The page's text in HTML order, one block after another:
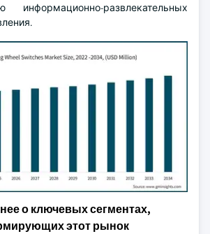
информационно-развлекательных
о ключевых сегментах,
этот рынок